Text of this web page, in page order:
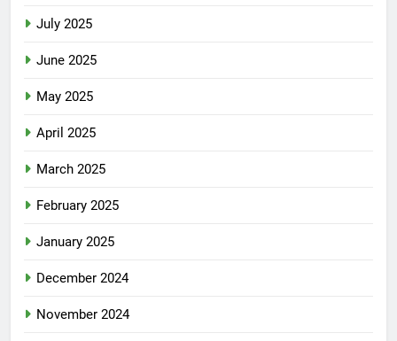
July 2025
June 2025
May 2025
April 2025
March 2025
February 2025
January 2025
December 2024
November 2024